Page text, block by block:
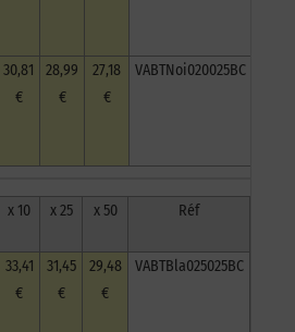
30,81
€
28,99
€
27,18
€
VABTNoi020025BC
x 10 x 25 x 50 Réf
33,41
€
31,45
€
29,48
€
VABTBla025025BC